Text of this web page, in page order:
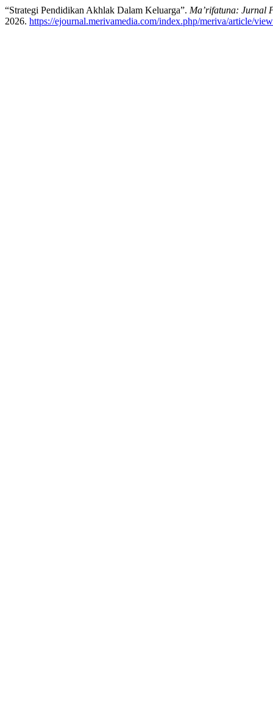
“Strategi Pendidikan Akhlak Dalam Keluarga”. Ma’rifatuna: Jurnal
2026. https://ejournal.merivamedia.com/index.php/meriva/article/